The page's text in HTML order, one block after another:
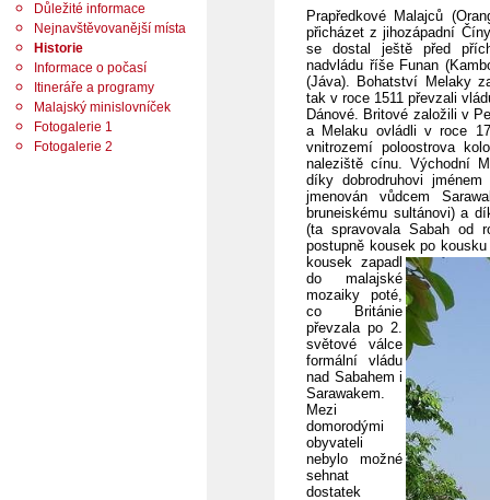
Důležité informace
Nejnavštěvovanější místa
Historie
Informace o počasí
Itineráře a programy
Malajský minislovníček
Fotogalerie 1
Fotogalerie 2
Prapředkové Malajců
přicházet z jihozápadní
se dostal ještě před
nadvládu říše Funan
(Jáva). Bohatství Melaky
tak v roce 1511 převzali
Dánové. Britové založili v
a Melaku ovládli v roce
vnitrozemí poloostrova
naleziště cínu. Východní
díky dobrodruhovi
jmenován vůdcem
bruneiskému sultánovi) a
(ta spravovala Sabah od
postupně kousek po
kousek zapadl
do malajské
mozaiky poté,
co Británie
převzala po 2.
světové válce
formální vládu
nad Sabahem i
Sarawakem.
Mezi
domorodými
obyvateli
nebylo možné
sehnat
dostatek